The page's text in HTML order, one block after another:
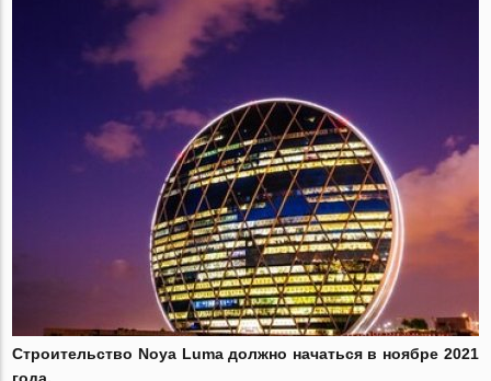
Строительство Noya Lumaдолжно начаться в ноябре 2021